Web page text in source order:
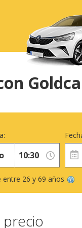
entre 26 y 69 años